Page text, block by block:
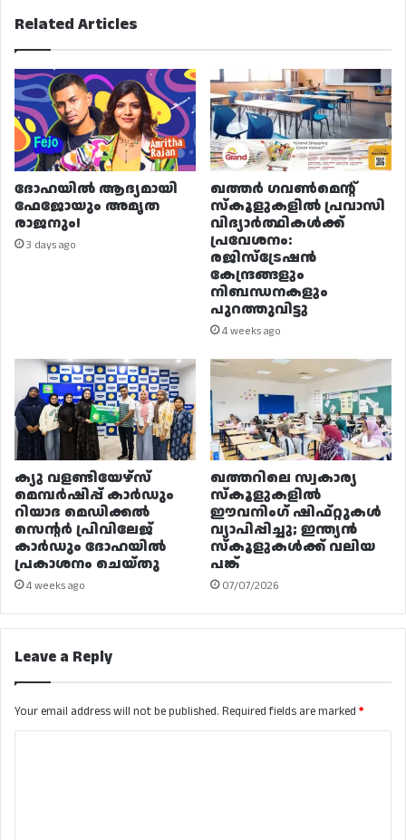
Related Articles
ദോഹയിൽ ആദ്യമായി
ഫേജോയും അമൃത
രാജനും!
3 days ago
ഖത്തർ ഗവൺമെന്റ്
സ്കൂളുകളിൽ പ്രവാസി
വിദ്യാർത്ഥികൾക്ക്
പ്രവേശനം:
രജിസ്ട്രേഷൻ
കേന്ദ്രങ്ങളും
നിബന്ധനകളും
പുറത്തുവിട്ടു
4 weeks ago
ക്യു വളണ്ടിയേഴ്‌സ്
മെമ്പർഷിപ്പ് കാർഡും
റിയാദ മെഡിക്കൽ
സെന്റർ പ്രിവിലേജ്
കാർഡും ദോഹയിൽ
പ്രകാശനം ചെയ്തു
4 weeks ago
ഖത്തറിലെ സ്വകാര്യ
സ്കൂളുകളിൽ
ഈവനിംഗ് ഷിഫ്റ്റുകൾ
വ്യാപിപ്പിച്ചു; ഇന്ത്യൻ
സ്കൂളുകൾക്ക് വലിയ
പങ്ക്
07/07/2026
Leave a Reply
Your email address will not be published. Required fields are marked *